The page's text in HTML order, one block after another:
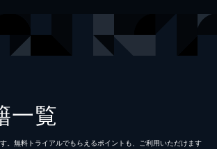
一覧
。無料トライアルでもらえるポイントも、ご利⽤いただけます